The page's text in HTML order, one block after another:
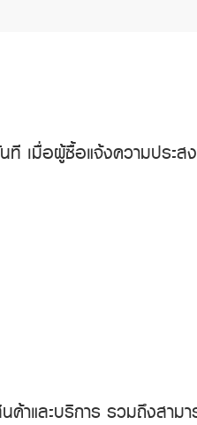
ที เมื่อผู้ซื้อแจ้งความประ
ค้าและบริการ รวมถึงสาม